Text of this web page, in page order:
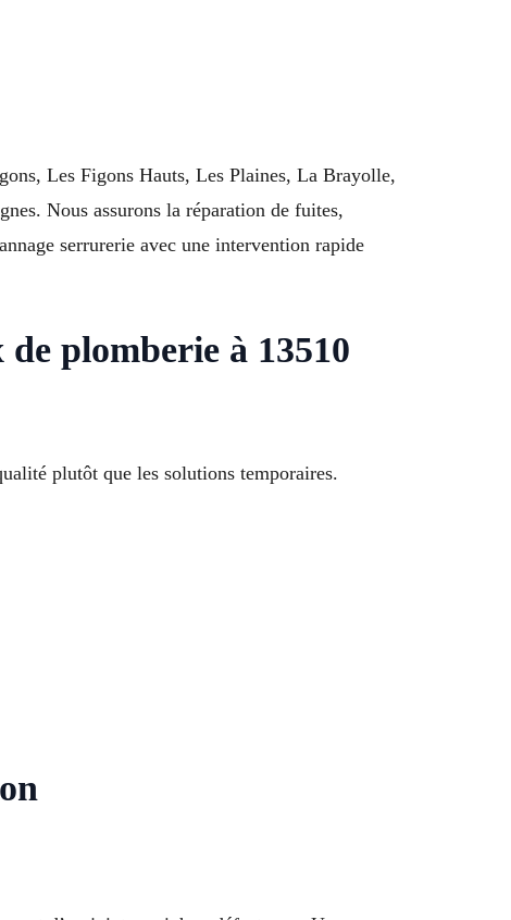
Les Figons Hauts, Les Plaines, La Brayolle,
Nous assurons la réparation de fuites,
serrurerie avec une intervention rapide
plomberie à 13510
plutôt que les solutions temporaires.